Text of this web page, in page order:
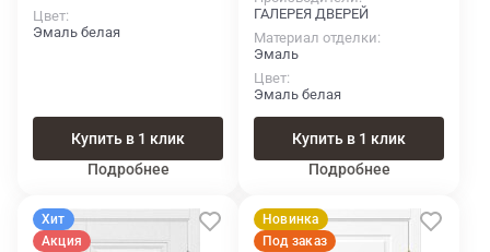
Цвет
Эмаль белая
Купить в 1 клик
Подробнее
ГАЛЕРЕЯ ДВЕРЕЙ
Материал отделки
Эмаль
Цвет
Эмаль белая
Купить в 1 клик
Подробнее
Хит
Акция
Новинка
Под заказ